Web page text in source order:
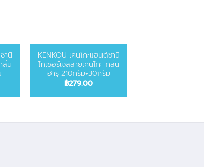
านิ
ลิ่น
KENKOU เคนโกะแฮนด์ซานิ
ไทเซอร์เจลลายเคนโกะ กลิ่น
ฮารุ 210กรัม+30กรัม
฿279.00